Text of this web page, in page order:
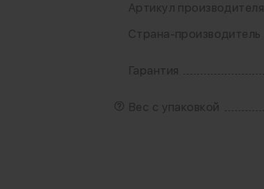
Артикул производителя
Страна-производитель
Гарантия
Вес с упаковкой